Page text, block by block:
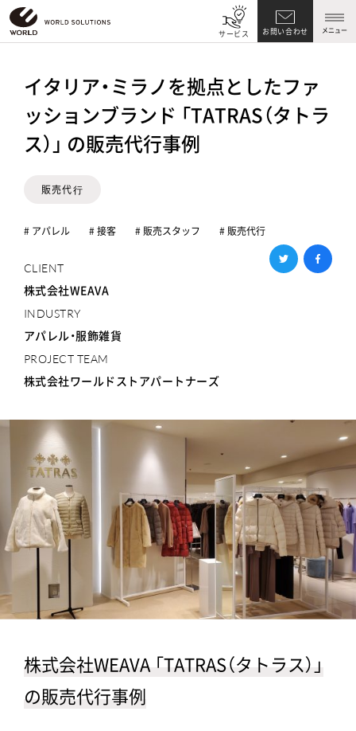
サービス お問い合わせ メニュー
イタリア・ミラノを拠点としたファ
ッションブランド 「TATRAS（タトラ
ス）」 の販売代行事例
販売代⾏
# アパレル # 接客 # 販売スタッフ # 販売代行
CLIENT
株式会社WEAVA
INDUSTRY
アパレル・服飾雑貨
PROJECT TEAM
株式会社ワールドストアパートナーズ
株式会社WEAVA 「TATRAS（タトラス）」
の販売代行事例